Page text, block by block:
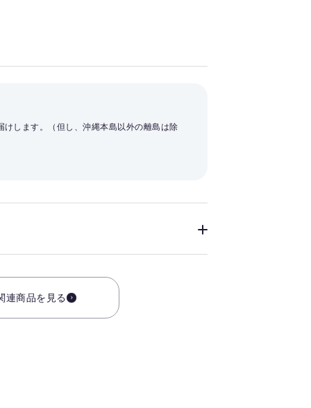
します。（但し、沖縄本島以外の離島は除
連商品を見る